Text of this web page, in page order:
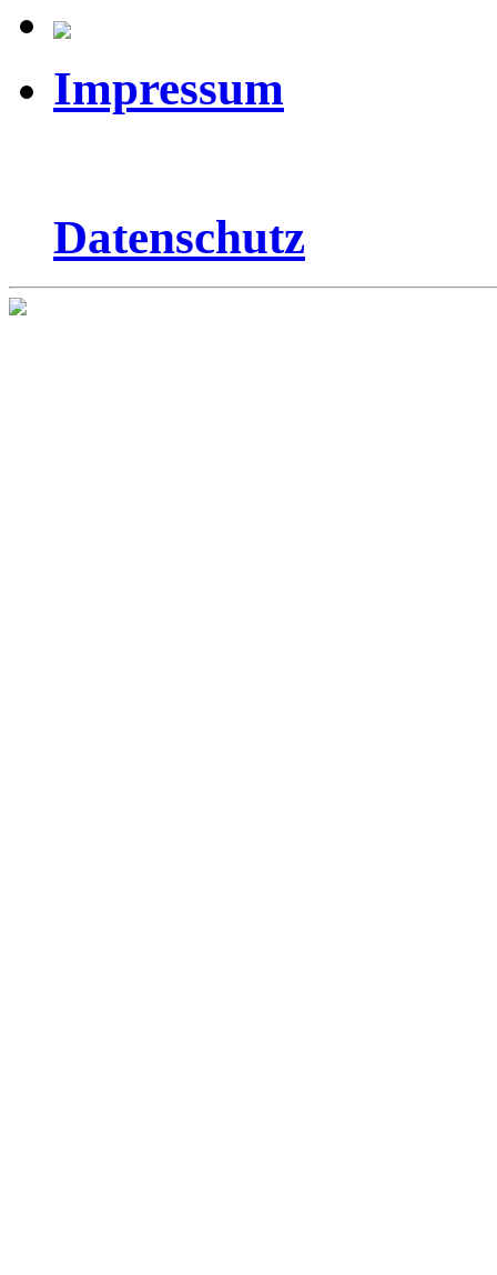
Impressum
Datenschutz